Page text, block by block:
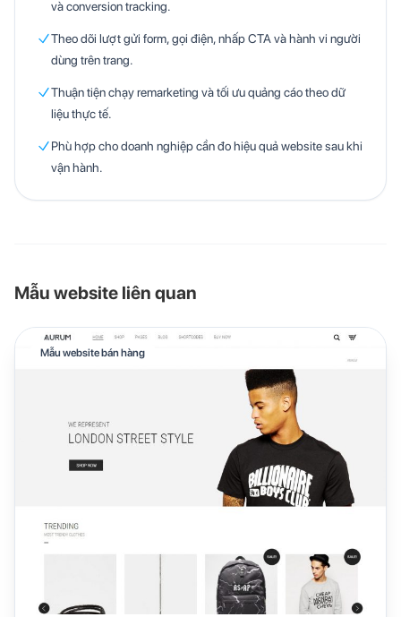
và conversion tracking.
Theo dõi lượt gửi form, gọi điện, nhấp CTA và hành vi người
dùng trên trang.
Thuận tiện chạy remarketing và tối ưu quảng cáo theo dữ
liệu thực tế.
Phù hợp cho doanh nghiệp cần đo hiệu quả website sau khi
vận hành.
Mẫu website liên quan
Mẫu website bán hàng